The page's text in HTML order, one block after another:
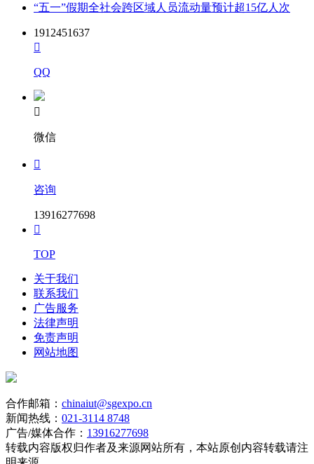
“五一”假期全社会跨区域人员流动量预计超15亿人次
1912451637

QQ

微信

咨询
13916277698

TOP
关于我们
联系我们
广告服务
法律声明
免责声明
网站地图
合作邮箱： chinaiut@sgexpo.cn
新闻热线： 021-3114 8748
广告/媒体合作： 13916277698
转载内容版权归作者及来源网站所有，本站原创内容转载请注